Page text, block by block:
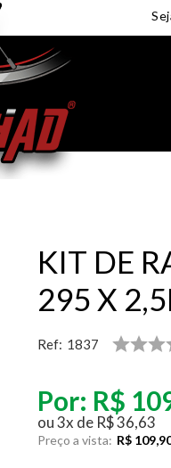
KIT DE
295 X
Ref: 1837
Por: R$
ou3x de R$ 36,63
Preço a vista: R$